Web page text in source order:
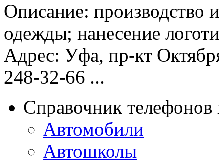
Описание: производство
одежды; нанесение
Адрес: Уфа, пр-кт
248-32-66 ...
Справочник
Автомобили
Автошколы